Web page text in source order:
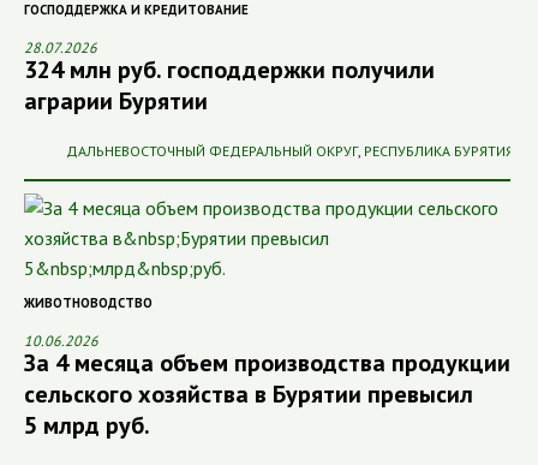
ГОСПОДДЕРЖКА И КРЕДИТОВАНИЕ
28.07.2026
324 млн руб. господдержки получили
аграрии Бурятии
ДАЛЬНЕВОСТОЧНЫЙ ФЕДЕРАЛЬНЫЙ ОКРУГ, РЕСПУБЛИКА БУРЯТИЯ
ЖИВОТНОВОДСТВО
10.06.2026
За 4 месяца объем производства продукции
сельского хозяйства в Бурятии превысил
5 млрд руб.